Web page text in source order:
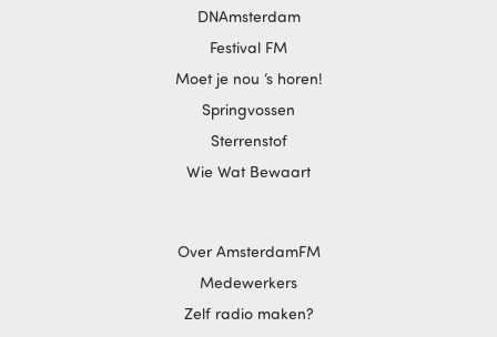
DNAmsterdam
Festival FM
Moet je nou ‘s horen!
Springvossen
Sterrenstof
Wie Wat Bewaart
Over AmsterdamFM
Medewerkers
Zelf radio maken?